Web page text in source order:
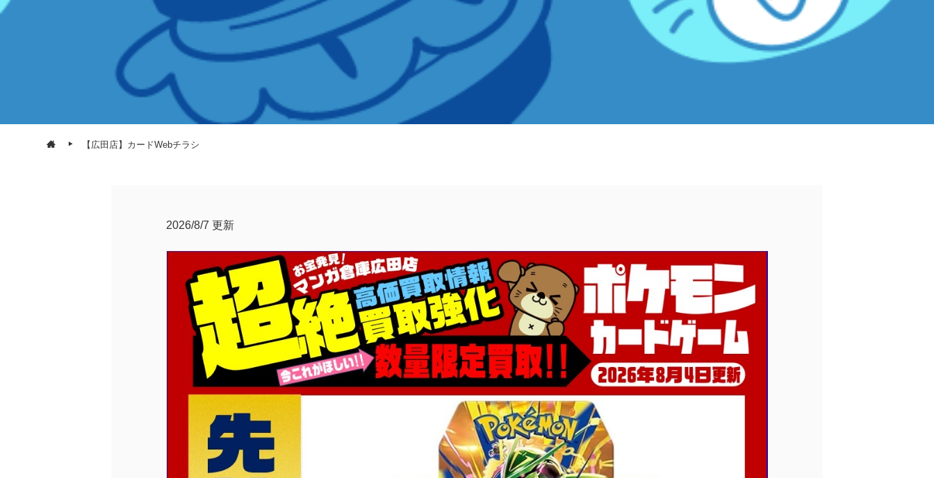
【広田店】カードWebチラシ
2026/8/7 更新